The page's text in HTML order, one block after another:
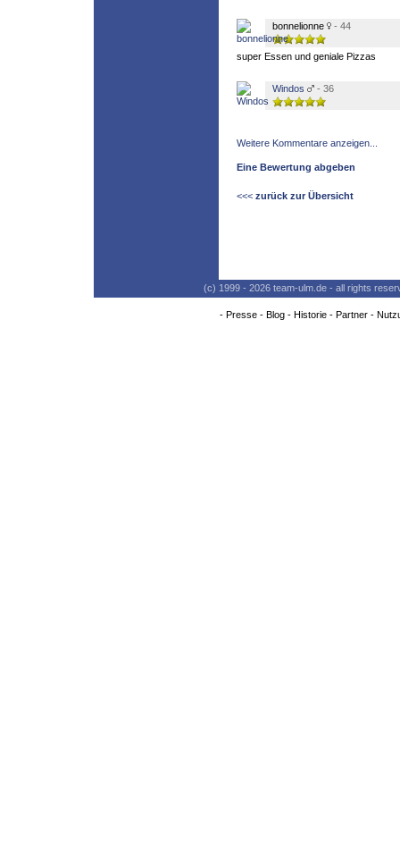
bonnelionne - 44
super Essen und geniale Pizzas
Windos - 36
Weitere Kommentare anzeigen...
Eine Bewertung abgeben
<<< zurück zur Übersicht
(c) 1999 - 2026 team-ulm.de - all rights
- Presse- Blog- Historie- Partner-